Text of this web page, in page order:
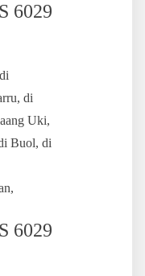
6029
di
Uki,
Buol, di
6029